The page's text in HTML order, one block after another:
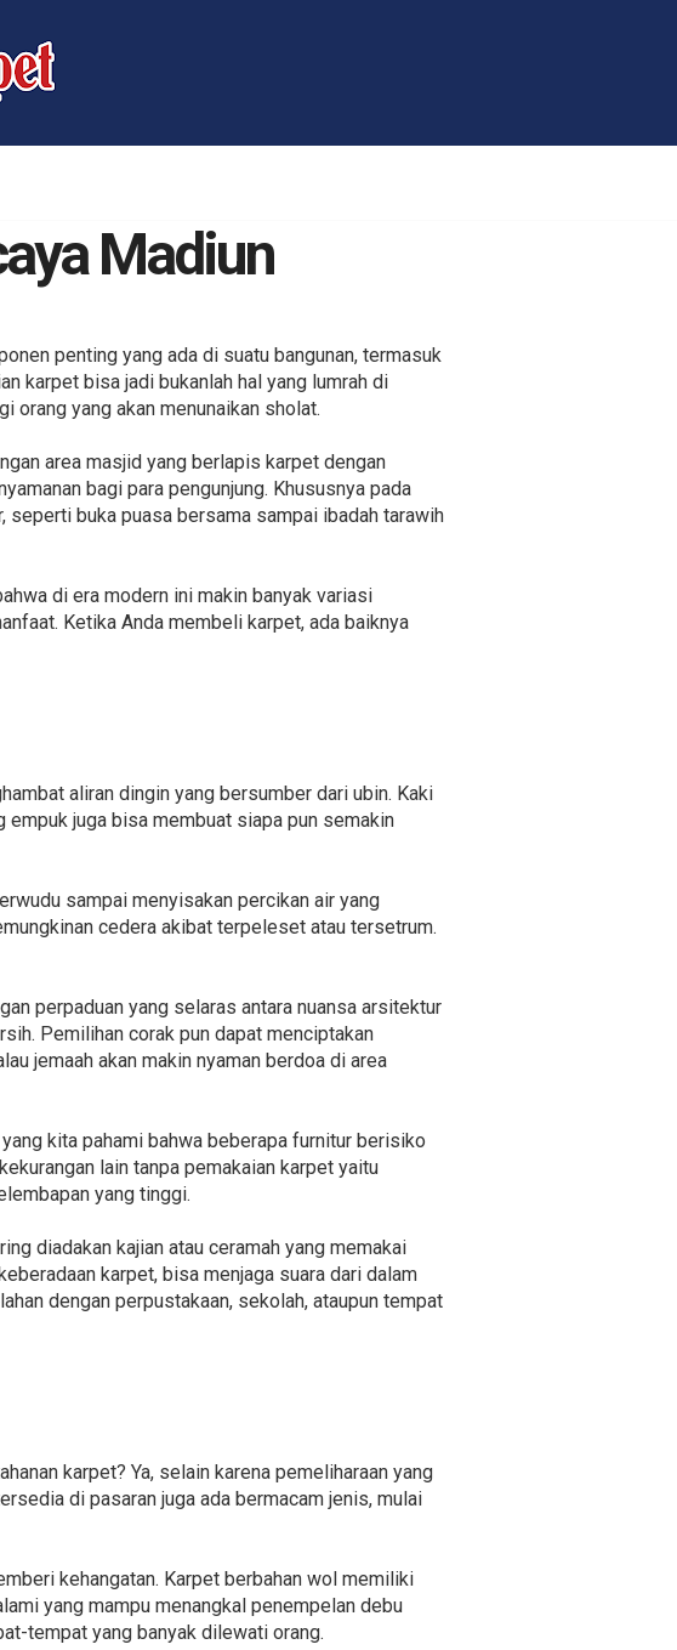
Madiun
penting yang ada di suatu bangunan, termasuk
karpet bisa jadi bukanlah hal yang lumrah di
orang yang akan menunaikan sholat.
area masjid yang berlapis karpet dengan
bagi para pengunjung. Khususnya pada
seperti buka puasa bersama sampai ibadah tarawih
di era modern ini makin banyak variasi
Ketika Anda membeli karpet, ada baiknya
aliran dingin yang bersumber dari ubin. Kaki
empuk juga bisa membuat siapa pun semakin
sampai menyisakan percikan air yang
cedera akibat terpeleset atau tersetrum.
perpaduan yang selaras antara nuansa arsitektur
Pemilihan corak pun dapat menciptakan
jemaah akan makin nyaman berdoa di area
kita pahami bahwa beberapa furnitur berisiko
lain tanpa pemakaian karpet yaitu
yang tinggi.
diadakan kajian atau ceramah yang memakai
karpet, bisa menjaga suara dari dalam
dengan perpustakaan, sekolah, ataupun tempat
karpet? Ya, selain karena pemeliharaan yang
di pasaran juga ada bermacam jenis, mulai
kehangatan. Karpet berbahan wol memiliki
yang mampu menangkal penempelan debu
tempat yang banyak dilewati orang.